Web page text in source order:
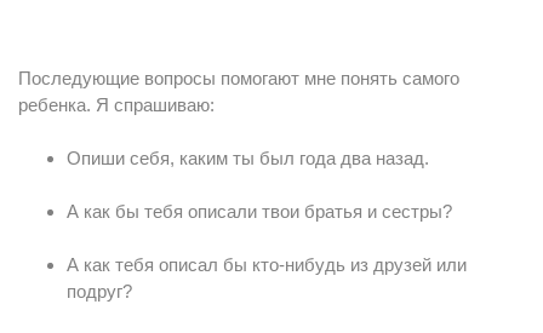
Последующие вопросы помогают мне понять самого
ребенка. Я спрашиваю:
Опиши себя, каким ты был года два назад.
А как бы тебя описали твои братья и сестры?
А как тебя описал бы кто-нибудь из друзей или
подруг?